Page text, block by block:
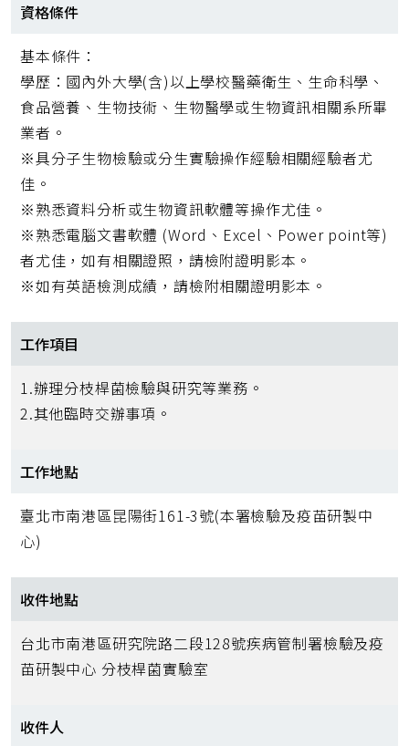
資格條件
基本條件：
學歷：國內外大學(含)以上學校醫藥衛生、生命科學、
食品營養、生物技術、生物醫學或生物資訊相關系所畢
業者。
※具分子生物檢驗或分生實驗操作經驗相關經驗者尤
佳。
※熟悉資料分析或生物資訊軟體等操作尤佳。
※熟悉電腦文書軟體 (Word、Excel、Power point等)
者尤佳，如有相關證照，請檢附證明影本。
※如有英語檢測成績，請檢附相關證明影本。
工作項目
1.辦理分枝桿菌檢驗與研究等業務。
2.其他臨時交辦事項。
工作地點
臺北市南港區昆陽街161-3號(本署檢驗及疫苗研製中
心)
收件地點
台北市南港區研究院路二段128號疾病管制署檢驗及疫
苗研製中心 分枝桿菌實驗室
收件人